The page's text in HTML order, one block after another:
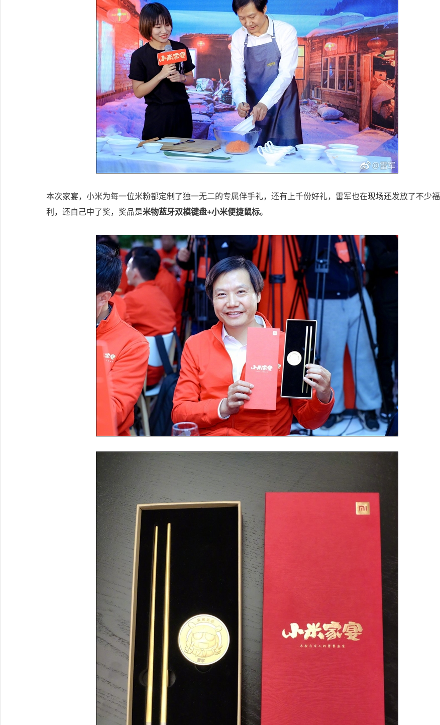
本次家宴，小米为每一位米粉都定制了独一无二的专属伴手礼，还有上千份好礼，雷军也在现场还发放了不少福
利，还自己中了奖，奖品是米物蓝牙双模键盘+小米便捷鼠标。